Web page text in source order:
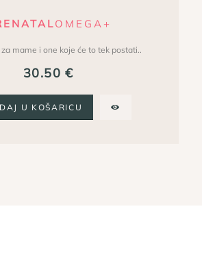
OMEGA+
mame i one koje će to tek postati..
30.50€
U KOŠARICU